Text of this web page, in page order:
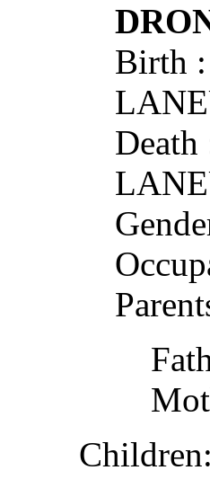
Birth
Children: